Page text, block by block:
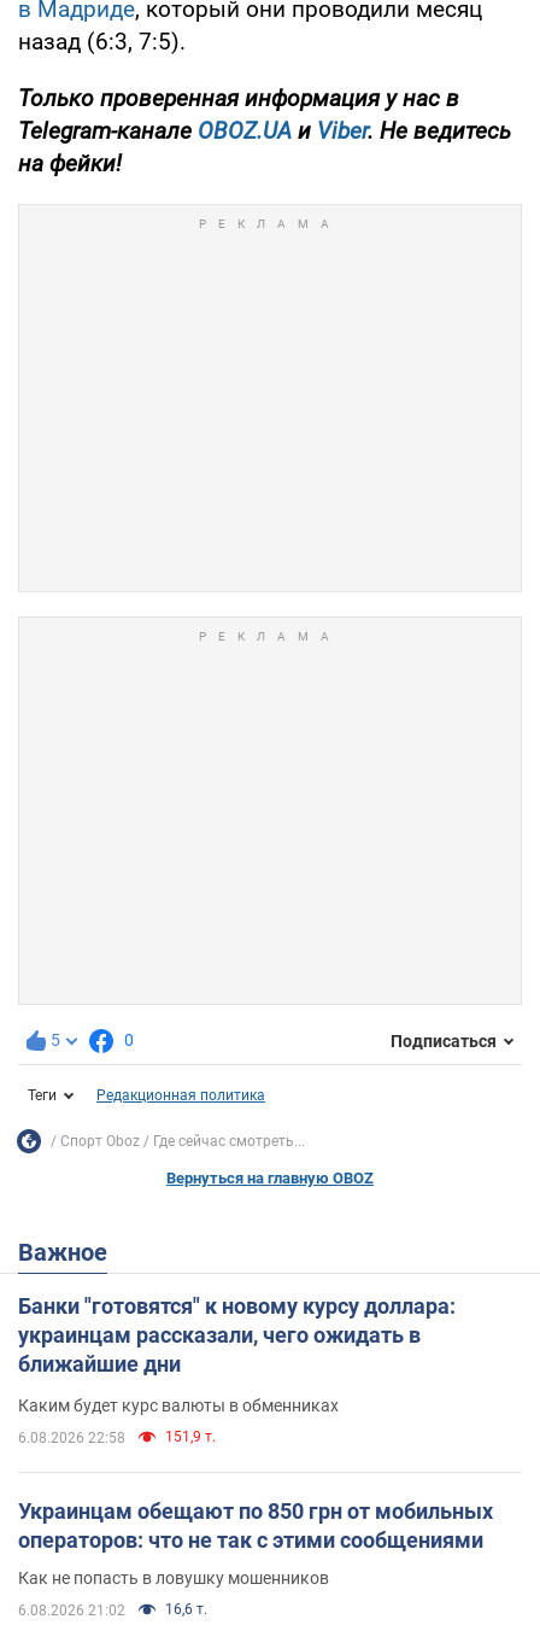
в Мадриде, который они проводили месяц
назад (6:3, 7:5).
Только проверенная информация у нас в
Telegram-канале OBOZ.UA и Viber. Не ведитесь
на фейки!
5 0 Подписаться
Теги Редакционная политика
Спорт Oboz Где сейчас смотреть...
Вернуться на главную OBOZ
Важное
Банки "готовятся" к новому курсу доллара:
украинцам рассказали, чего ожидать в
ближайшие дни
Каким будет курс валюты в обменниках
6.08.2026 22:58 151,9 т.
Украинцам обещают по 850 грн от мобильных
операторов: что не так с этими сообщениями
Как не попасть в ловушку мошенников
6.08.2026 21:02 16,6 т.